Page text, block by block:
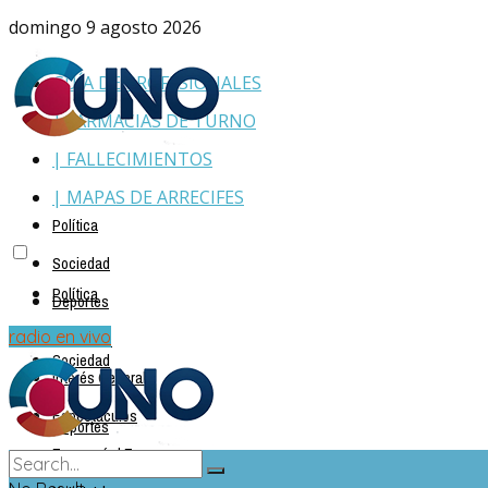
domingo 9 agosto 2026
GUÍA DE PROFESIONALES
| FARMACIAS DE TURNO
| FALLECIMIENTOS
| MAPAS DE ARRECIFES
Política
Sociedad
Deportes
Policiales
Interés General
Espectáculos
Economía | Empresas
Política
Sociedad
Deportes
radio en vivo